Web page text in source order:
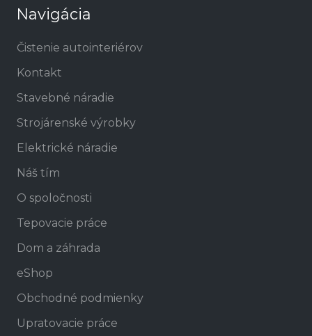
Navigácia
Čistenie autointeriérov
Kontakt
Stavebné náradie
Strojárenské výrobky
Elektrické náradie
Náš tím
O spoločnosti
Tepovacie práce
Dom a záhrada
eShop
Obchodné podmienky
Upratovacie práce